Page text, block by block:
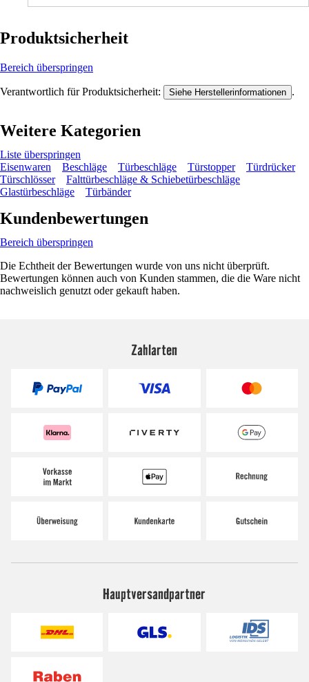
Produktsicherheit
Bereich überspringen
Verantwortlich für Produktsicherheit: Siehe Herstellerinformationen .
Weitere Kategorien
Liste überspringen
Eisenwaren
Beschläge Türbeschläge Türstopper
Türdrücker
Türschlösser
Falttürbeschläge & Schiebetürbeschläge
Glastürbeschläge
Türbänder
Kundenbewertungen
Bereich überspringen
Die Echtheit der Bewertungen wurde von uns nicht überprüft.
Bewertungen können auch von Kunden stammen, die die Ware nicht
nachweislich genutzt oder gekauft haben.
Zahlarten
Hauptversandpartner